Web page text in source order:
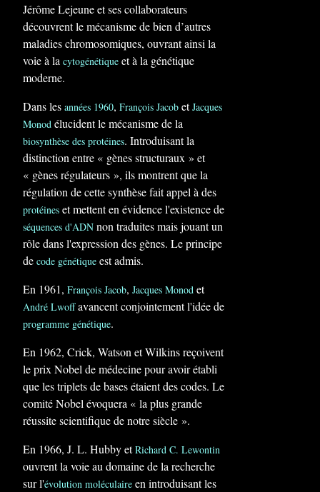
Jérôme Lejeune et ses collaborateurs
découvrent le mécanisme de bien d’autres
maladies chromosomiques, ouvrant ainsi la
voie à la cytogénétique et à la génétique
moderne.
Dans les années 1960, François Jacob etJacques
Monod élucident le mécanisme de la
biosynthèse des protéines. Introduisant la
distinction entre « gènes structuraux » et
« gènes régulateurs », ils montrent que la
régulation de cette synthèse fait appel à des
protéines et mettent en évidence l'existence de
séquences d'ADN non traduites mais jouant un
rôle dans l'expression des gènes. Le principe
de code génétique est admis.
En 1961, François Jacob, Jacques Monod et
André Lwoffavancent conjointement l'idée de
programme génétique.
En 1962, Crick, Watson et Wilkins reçoivent
le prix Nobel de médecine pour avoir établi
que les triplets de bases étaient des codes. Le
comité Nobel évoquera « la plus grande
réussite scientifique de notre siècle ».
En 1966, J. L. Hubby etRichard C. Lewontin
ouvrent la voie au domaine de la recherche
sur l'évolution moléculaire en introduisant les